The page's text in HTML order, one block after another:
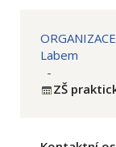
Labem
-
ZŠ